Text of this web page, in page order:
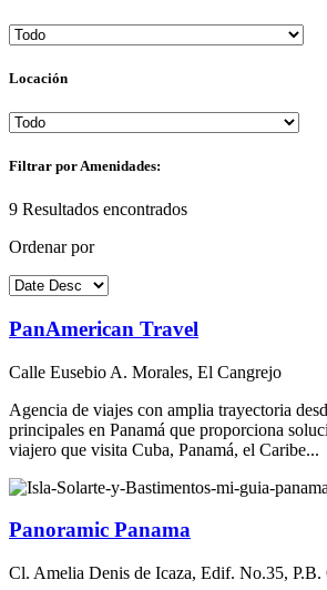
Locación
Filtrar por Amenidades:
9 Resultados encontrados
Ordenar por
PanAmerican Travel
Calle Eusebio A. Morales, El Cangrejo
Agencia de viajes con amplia trayectoria
principales en Panamá que proporciona
viajero que visita Cuba, Panamá, el Caribe...
Panoramic Panama
Cl. Amelia Denis de Icaza, Edif. No.35, P.B.